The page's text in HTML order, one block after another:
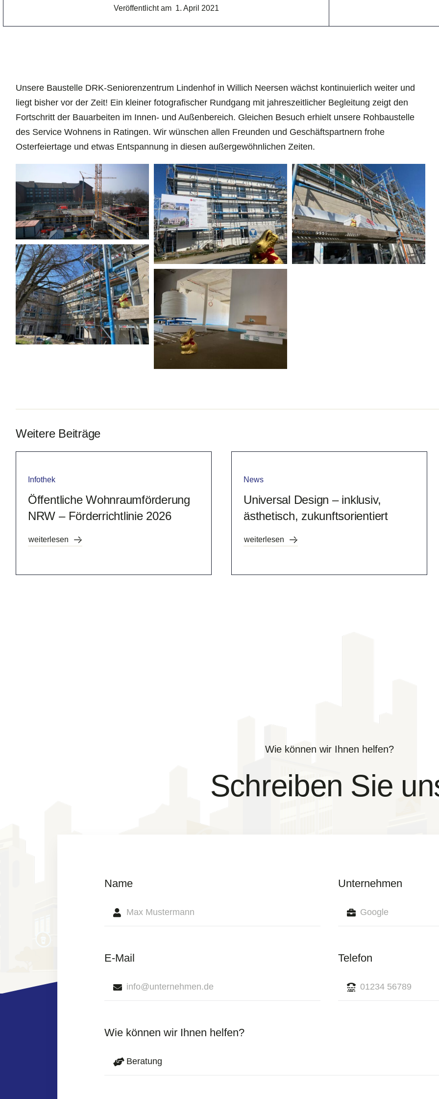
Veröffentlicht am 1. April 2021
Unsere Baustelle DRK-Seniorenzentrum Lindenhof in Willich Neersen wächst kontinuierlich weiter und
liegt bisher vor der Zeit! Ein kleiner fotografischer Rundgang mit jahreszeitlicher Begleitung zeigt den
Fortschritt der Bauarbeiten im Innen- und Außenbereich. Gleichen Besuch erhielt unsere Rohbaustelle
des Service Wohnens in Ratingen. Wir wünschen allen Freunden und Geschäftspartnern frohe
Osterfeiertage und etwas Entspannung in diesen außergewöhnlichen Zeiten.
Weitere Beiträge
Infothek
Öffentliche Wohnraumförderung
NRW – Förderrichtlinie 2026
weiterlesen
News
Universal Design – inklusiv,
ästhetisch, zukunftsorientiert
weiterlesen
Wie können wir Ihnen helfen?
Schreiben Sie
Name Unternehmen
E-Mail Telefon
Wie können wir Ihnen helfen?